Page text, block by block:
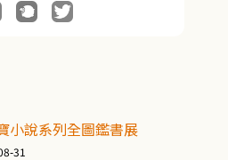
小說系列全圖鑑書展
31